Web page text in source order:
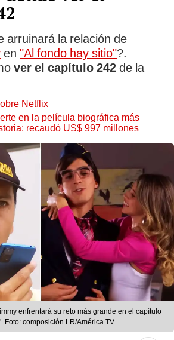
arruinará la relación de
en "Al fondo hay sitio"?.
ver el capítulo 242 de la
Netflix
en la película biográfica más
recaudó US$ 997 millones
enfrentará su reto más grande en el capítulo
Foto: composición LR/América TV